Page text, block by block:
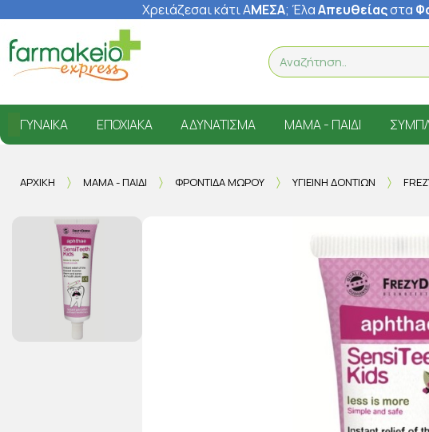
Χρειάζεσαι κάτι ΑΜΕΣΑ; ΈλαΑπευθείαςστα
ΓΥΝΑΊΚΑ ΕΠΟΧΙΑΚΆ ΑΔΥΝΆΤΙΣΜΑ ΜΑΜΆ - ΠΑΙΔΊ
ΑΡΧΙΚΉ ΜΑΜΆ - ΠΑΙΔΊ ΦΡΟΝΤΊΔΑ ΜΩΡΟΎ ΥΓΙΕΙΝΉ ΔΟΝΤΙΏΝ